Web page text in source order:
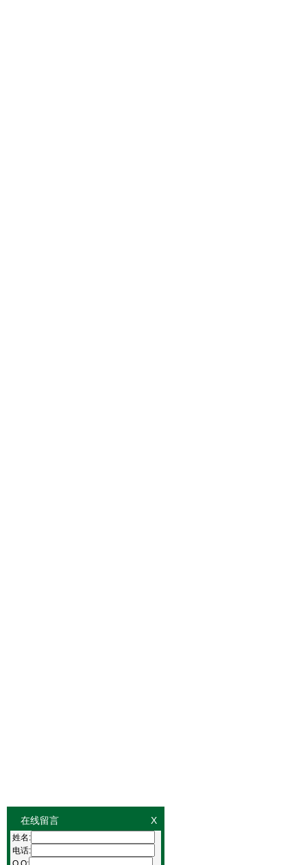
在线留言 X
姓名:
电话: